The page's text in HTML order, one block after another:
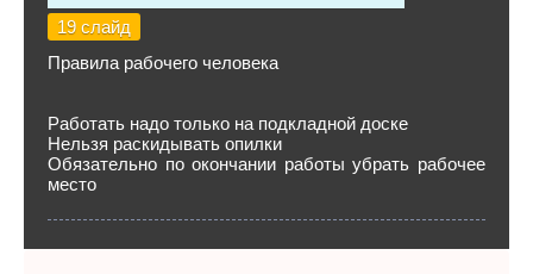
19 слайд
Правила рабочего человека
Работать надо только на подкладной доске
Нельзя раскидывать опилки
Обязательно по окончании работы убрать рабочее
место